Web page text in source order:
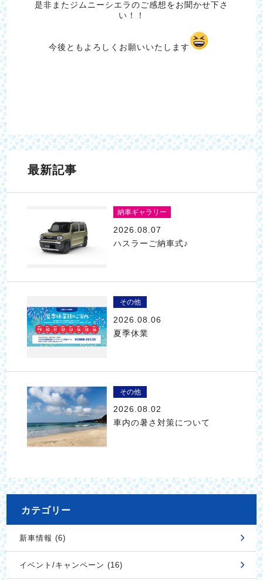
是非またジムニーシエラのご感想をお聞かせ下さ
い！！
今後ともよろしくお願いいたします
最新記事
納車ギャラリー
2026.08.07
ハスラーご納車式♪
その他
2026.08.06
夏季休業
その他
2026.08.02
車内の暑さ対策について
カテゴリー
新車情報 (6)
イベント/キャンペーン (16)